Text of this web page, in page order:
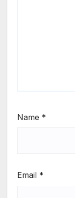
Name *
Email *